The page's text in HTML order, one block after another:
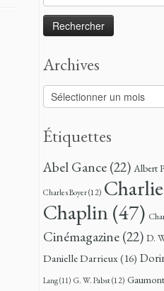
Archives
Archives
Étiquettes
Abel Gance(22) Albert
Charles Boyer(12) Charlie
Chaplin(47)
Cinémagazine(22) D.
Danielle Darrieux(16)
Lang(11) G. W. Pabst(12) Gaumont